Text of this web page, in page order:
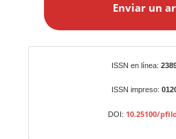
a
Enviar un
ISSN en línea:
ISSN impreso:
DOI: 10.25100/